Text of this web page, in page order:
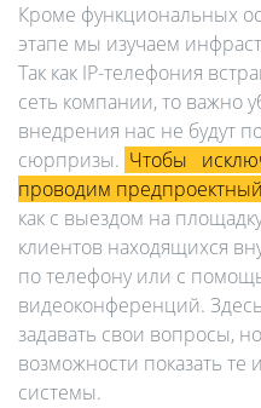
Кроме функциональных
этапе мы изучаем
Так как IP-телефония
сеть компании, то важно
внедрения нас не будут
сюрпризы. Чтобы
проводим
как с выездом на
клиентов находящихся
по телефону или с
видеоконференций.
задавать свои вопросы,
возможности показать
системы.